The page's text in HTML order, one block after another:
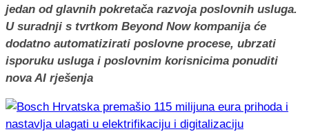
jedan od glavnih pokretača razvoja poslovnih usluga.
U suradnji s tvrtkom Beyond Now kompanija će
dodatno automatizirati poslovne procese, ubrzati
isporuku usluga i poslovnim korisnicima ponuditi
nova AI rješenja